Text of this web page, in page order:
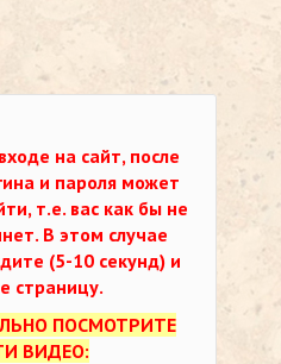
на сайт, после
и пароля может
т.е. вас как бы не
В этом случае
(5-10 секунд) и
страницу.
ПОСМОТРИТЕ
ВИДЕО: